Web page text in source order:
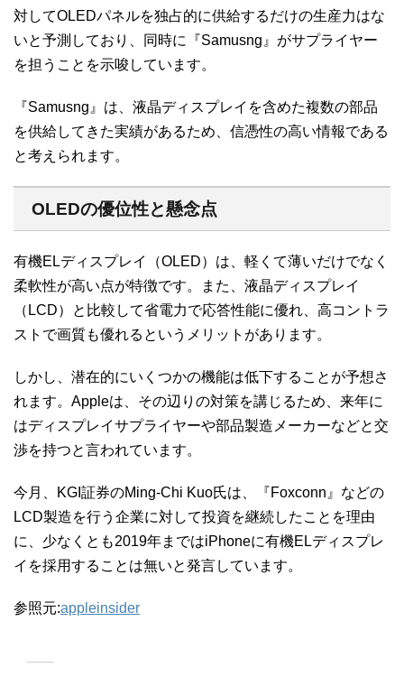
対してOLEDパネルを独占的に供給するだけの生産力はな
いと予測しており、同時に『Samusng』がサプライヤー
を担うことを示唆しています。
『Samusng』は、液晶ディスプレイを含めた複数の部品
を供給してきた実績があるため、信憑性の高い情報である
と考えられます。
OLEDの優位性と懸念点
有機ELディスプレイ（OLED）は、軽くて薄いだけでなく
柔軟性が高い点が特徴です。また、液晶ディスプレイ
（LCD）と比較して省電力で応答性能に優れ、高コントラ
ストで画質も優れるというメリットがあります。
しかし、潜在的にいくつかの機能は低下することが予想さ
れます。Appleは、その辺りの対策を講じるため、来年に
はディスプレイサプライヤーや部品製造メーカーなどと交
渉を持つと言われています。
今月、KGI証券のMing-Chi Kuo氏は、『Foxconn』などの
LCD製造を行う企業に対して投資を継続したことを理由
に、少なくとも2019年まではiPhoneに有機ELディスプレ
イを採用することは無いと発言しています。
参照元:appleinsider